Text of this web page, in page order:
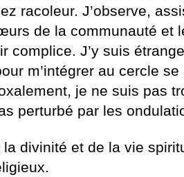
racoleur. J’observe,
de la communauté et
complice. J’y suis
m’intégrer au cercle
je ne suis pas
perturbé par les
divinité et de la vie